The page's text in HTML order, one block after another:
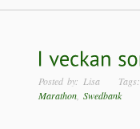
Posted by: Lisa
Marathon Swedbank